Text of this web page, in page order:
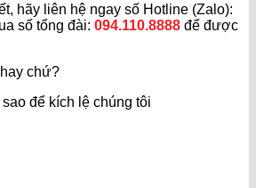
hãy liên hệ ngay số Hotline (Zalo):
số tổng đài: 094.110.8888 để được
chứ?
để kích lệ chúng tôi